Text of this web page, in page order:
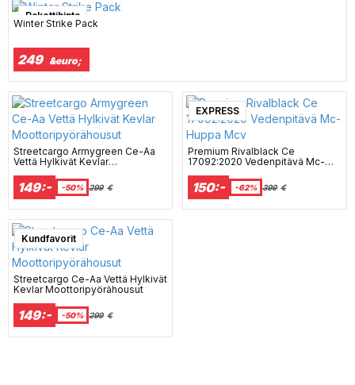
Pakettihinta
Winter Strike Pack
249 &euro;
Streetcargo Armygreen Ce-Aa
Vettä Hylkivät Kevlar
149:- -50% 299 €
EXPRESS
Premium Rivalblack Ce
17092:2020 Vedenpitävä Mc-
150:- -62% 399 €
Kundfavorit
Streetcargo Ce-Aa Vettä Hylkivät
Kevlar Moottoripyörähousut
149:- -50% 299 €